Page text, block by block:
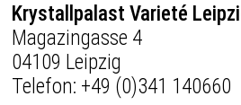
Krystallpalast Varieté
Magazingasse 4
04109 Leipzig
Telefon: +49 (0)341 140660